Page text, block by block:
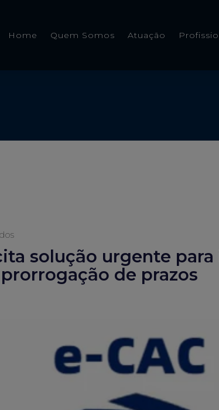
Home Quem Somos Atuação
solução urgente
de prazos